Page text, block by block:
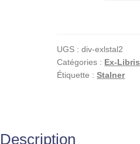
et
le
Feu,
signé,
UGS :div-exlstal2
Catégories : Ex-Libris
Étiquette :Stalner
Description